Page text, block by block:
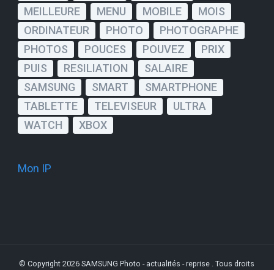
MEILLEURE
MENU MOBILE
MOIS
ORDINATEUR
PHOTO
PHOTOGRAPHE
PHOTOS
POUCES POUVEZ
PRIX
PUIS
RESILIATION
SALAIRE
SAMSUNG
SMART
SMARTPHONE
TABLETTE
TELEVISEUR
ULTRA
WATCH
XBOX
Mon IP
© Copyright 2026SAMSUNG Photo - actualités - reprise . Tous droits